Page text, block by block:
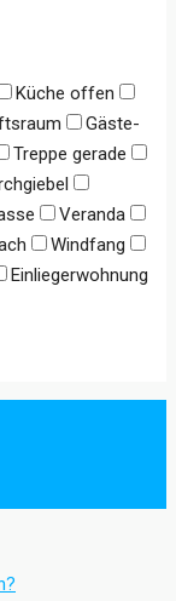
Küche offen
Gäste-
Treppe gerade
Veranda
Windfang
Einliegerwohnung